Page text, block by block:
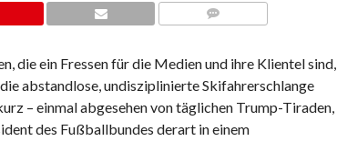
die ein Fressen für die Medien und ihre Klientel sind,
abstandlose, undisziplinierte Skifahrerschlange
– einmal abgesehen von täglichen Trump-Tiraden,
des Fußballbundes derart in einem